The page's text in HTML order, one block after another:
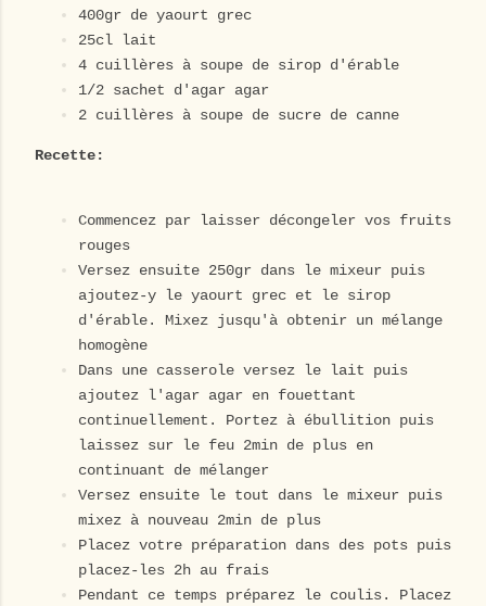
400gr de yaourt grec
25cl lait
4 cuillères à soupe de sirop d'érable
1/2 sachet d'agar agar
2 cuillères à soupe de sucre de canne
Recette:
Commencez par laisser décongeler vos fruits
rouges
Versez ensuite 250gr dans le mixeur puis
ajoutez-y le yaourt grec et le sirop
d'érable. Mixez jusqu'à obtenir un mélange
homogène
Dans une casserole versez le lait puis
ajoutez l'agar agar en fouettant
continuellement. Portez à ébullition puis
laissez sur le feu 2min de plus en
continuant de mélanger
Versez ensuite le tout dans le mixeur puis
mixez à nouveau 2min de plus
Placez votre préparation dans des pots puis
placez-les 2h au frais
Pendant ce temps préparez le coulis. Placez